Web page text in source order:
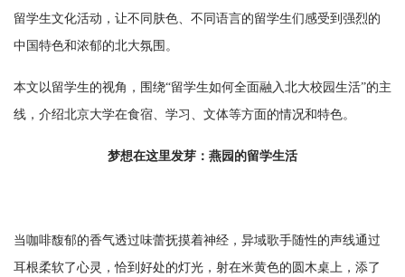
留学生文化活动，让不同肤色、不同语言的留学生们感受到强烈的
中国特色和浓郁的北大氛围。
本文以留学生的视角，围绕“留学生如何全面融入北大校园生活”的主
线，介绍北京大学在食宿、学习、文体等方面的情况和特色。
梦想在这里发芽：燕园的留学生活
当咖啡馥郁的香气透过味蕾抚摸着神经，异域歌手随性的声线通过
耳根柔软了心灵，恰到好处的灯光，射在米黄色的圆木桌上，添了